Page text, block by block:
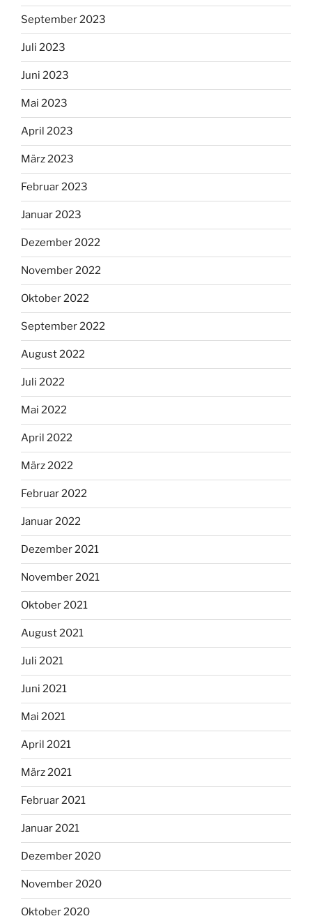
September 2023
Juli 2023
Juni 2023
Mai 2023
April 2023
März 2023
Februar 2023
Januar 2023
Dezember 2022
November 2022
Oktober 2022
September 2022
August 2022
Juli 2022
Mai 2022
April 2022
März 2022
Februar 2022
Januar 2022
Dezember 2021
November 2021
Oktober 2021
August 2021
Juli 2021
Juni 2021
Mai 2021
April 2021
März 2021
Februar 2021
Januar 2021
Dezember 2020
November 2020
Oktober 2020